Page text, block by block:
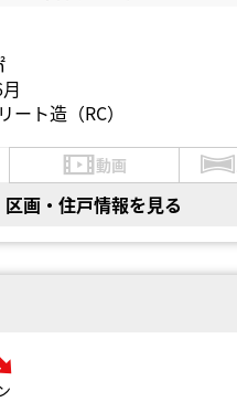
ート造（RC）
動画
区画・住戸情報を見る